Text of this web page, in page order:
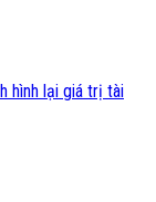
hình lại giá trị tài